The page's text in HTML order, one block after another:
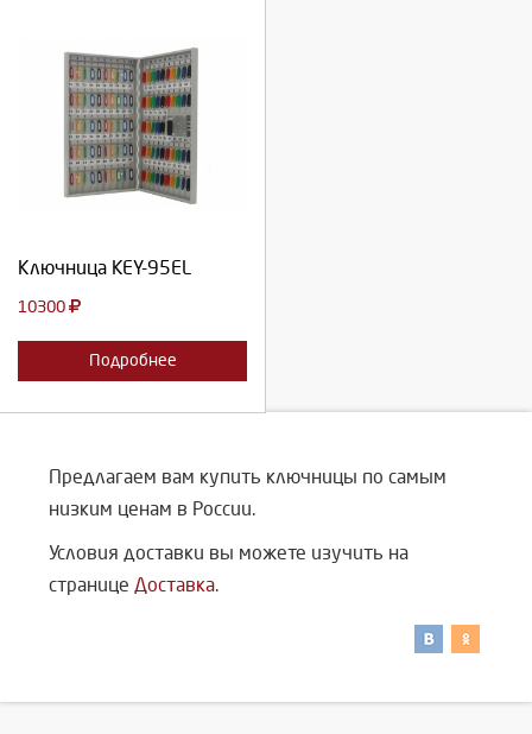
Ключница KEY-95EL
10300
Подробнее
Выберите количество:
Предлагаем вам купить ключницы по самым
низким ценам в России.
Условия доставки вы можете изучить на
странице Доставка.